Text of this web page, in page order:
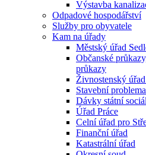
Výstavba
Odpadové hospodářství
Služby pro obyvatele
Kam na úřady
Městský úřad
Občanské
průkazy
Živnostenský
Stavební
Dávky státní
Úřad Práce
Celní úřad pro
Finanční úřad
Katastrální úřad